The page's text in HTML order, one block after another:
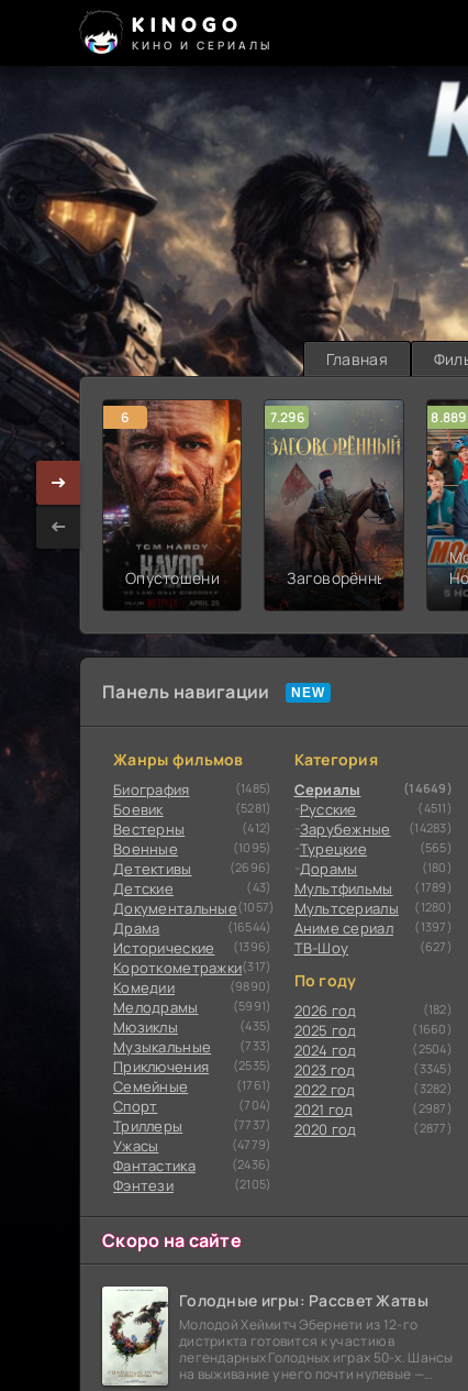
KINOGO
КИНО И СЕРИАЛЫ
Главная
6
Опустошение
7.296
Заговорённый
8.889
Панель навигации
Жанры фильмов
Биография (1485)
Боевик (5281)
Вестерны (412)
Военные (1095)
Детективы (2696)
Детские (43)
Документальные(1057)
Драма (16544)
Исторические (1396)
Короткометражки(317)
Комедии (9890)
Мелодрамы (5991)
Мюзиклы (435)
Музыкальные (733)
Приключения (2535)
Семейные (1761)
Cпорт (704)
Триллеры (7737)
Ужасы (4779)
Фантастика (2436)
Фэнтези (2105)
Категория
Сериалы (14649)
Русские (4511)
Зарубежные (14283)
Турецкие (565)
Дорамы (180)
Мультфильмы (1789)
Мультсериалы (1280)
Аниме сериал (1397)
ТВ-Шоу (627)
По году
2026 год (182)
2025 год (1660)
2024 год (2504)
2023 год (3345)
2022 год (3282)
2021 год (2987)
2020 год (2877)
Скоро на сайте
Голодные игры: Рассвет Жатвы
Молодой Хеймитч Эбернети из 12-го
дистрикта готовится к участию в
легендарных Голодных играх 50-х. Шансы
на выживание у него почти нулевые —